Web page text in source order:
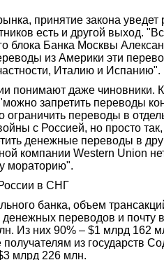
принятие закона
есть и другой выход.
блока Банка Москвы
из Америки эти
Италию и Испанию".
понимают даже чиновники.
запретить переводы
ограничить переводы в
с Россией, но просто
денежные переводы в
компании Western Union
мораторию".
в СНГ
банка, объем
переводов и почту
Из них 90% – $1 млрд 162
из государств
млрд 226 млн.